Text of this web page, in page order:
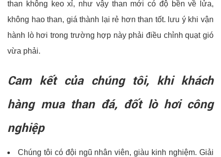
than không keo xỉ, như vậy than mới có độ bền về lửa,
không hao than, giá thành lại rẻ hơn than tốt. lưu ý khi vận
hành lò hơi trong trường hợp này phải điều chỉnh quạt gió
vừa phải.
Cam kết của chúng tôi, khi khách
hàng mua than đá, đốt lò hơi công
nghiệp
Chúng tôi có đội ngũ nhân viên, giàu kinh nghiệm. Giải